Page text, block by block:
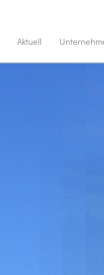
Aktuell